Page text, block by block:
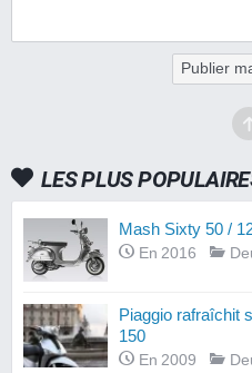
Publier
LES PLUS
Mash Sixty 50 /
En 2016
Piaggio rafraîchit
150
En 2009